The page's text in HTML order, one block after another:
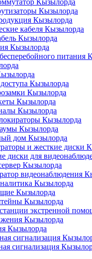
Кызылорда
Кызылорда
Кызылорда
кабеля Кызылорда
Кызылорда
Кызылорда
питания
Кызылорда
Кызылорда
Кызылорда
Кызылорда
Кызылорда
Кызылорда
дом Кызылорда
и жесткие диски
диски для
Кызылорда
видеонаблюдения
Кызылорда
Кызылорда
Кызылорда
экстренной
Кызылорда
Кызылорда
сигнализация
сигнализация